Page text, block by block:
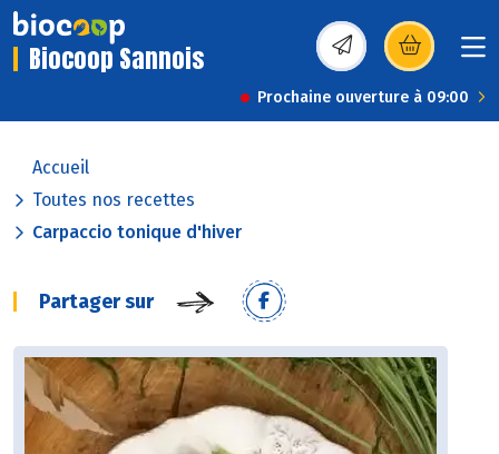
Biocoop Sannois (s’ouvre dans une
Prochaine ouverture à 09:00
Accueil
Toutes nos recettes
Carpaccio tonique d'hiver
Partager sur